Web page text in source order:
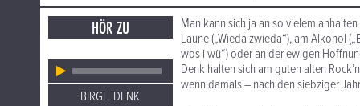
HÖR ZU
BIRGIT DENK
Man kann sich ja an so vielem
Laune („Wieda zwieda“), am Alkohol
wos i wü“) oder an der ewigen
Denk halten sich am guten alten
wenn damals – nach den siebziger